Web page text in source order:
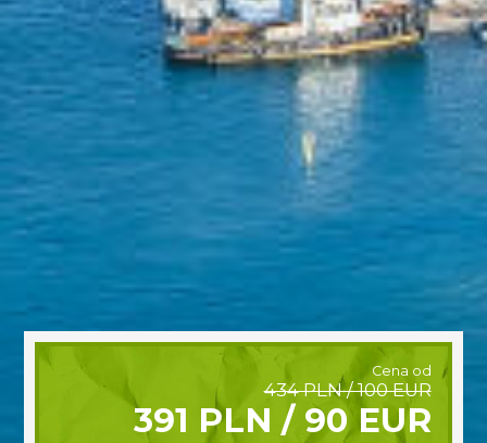
Cena od
434 PLN / 100 EUR
391 PLN / 90 EUR